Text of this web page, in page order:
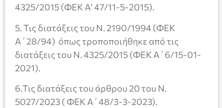
4325/2015 (ΦΕΚ Α’ 47/11-5-2015).
5. Τις διατάξεις του Ν. 2190/1994 (ΦΕΚ
Α΄28/94) όπως τροποποιήθηκε από τις
διατάξεις του Ν. 4325/2015 (ΦΕΚ Α΄6/15-01-
2021).
6.Τις διατάξεις του άρθρου 20 του Ν.
5027/2023 ( ΦΕΚ Α΄48/3-3-2023).